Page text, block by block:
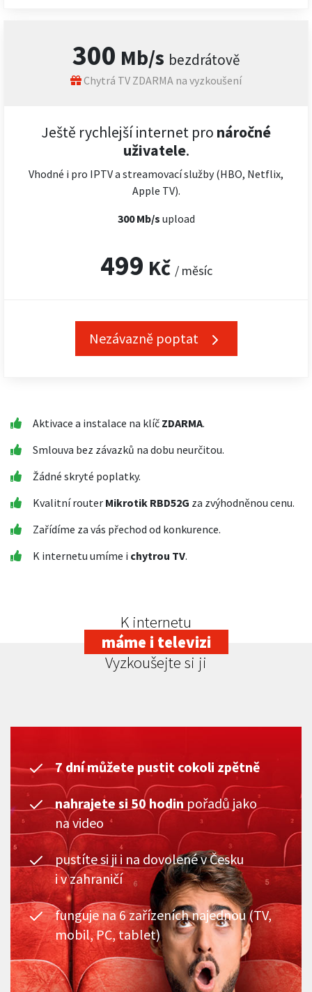
300 Mb/s bezdrátově
Chytrá TV ZDARMA na vyzkoušení
Ještě rychlejší internet pro náročné
uživatele.
Vhodné i pro IPTV a streamovací služby (HBO, Netflix,
Apple TV).
300 Mb/s upload
499 Kč / měsíc
Nezávazně poptat
Aktivace a instalace na klíč ZDARMA.
Smlouva bez závazků na dobu neurčitou.
Žádné skryté poplatky.
Kvalitní router Mikrotik RBD52G za zvýhodněnou cenu.
Zařídíme za vás přechod od konkurence.
K internetu umíme i chytrou TV.
K internetu
máme i televizi
Vyzkoušejte si ji
7 dní můžete pustit cokoli zpětně
nahrajete si 50 hodin pořadů jako
na video
pustíte si ji i na dovolené v Česku
i v zahraničí
funguje na 6 zařízeních najednou (TV,
mobil, PC, tablet)